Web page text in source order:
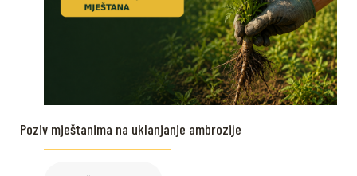
Poziv mještanima na uklanjanje ambrozije